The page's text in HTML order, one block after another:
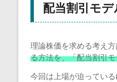
配当割引モデ
理論株価を求める考え
る方法を、「配当割引
今回は上場が迫ってい